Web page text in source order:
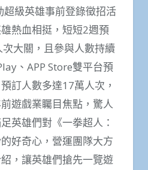
超級英雄事前登錄徵招活
熱血相挺，短短2週預
大關，且參與人數持續
、APP Store雙平台預
訂人數多達17萬人次，
遊戲業矚目焦點，驚人
英雄們對《一拳超人：
好奇心，營運團隊大方
，讓英雄們搶先一覽遊